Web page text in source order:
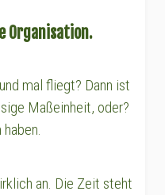
Organisation.
mal fliegt? Dann ist
Maßeinheit, oder?
an. Die Zeit steht